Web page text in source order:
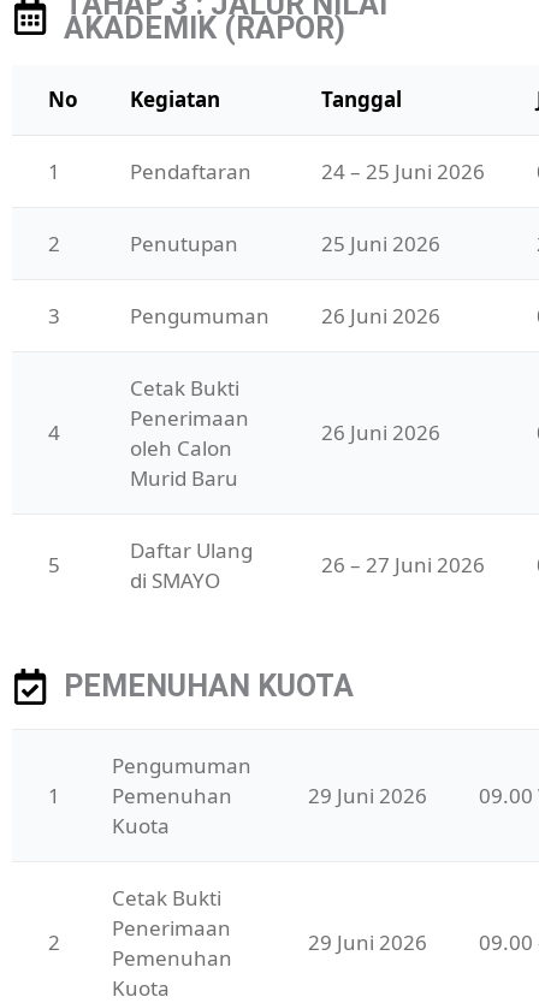
AKADEMIK (RAPOR)
No Kegiatan Tanggal
1 Pendaftaran 24 – 25 Juni 2026
2 Penutupan 25 Juni 2026
3 Pengumuman 26 Juni 2026
4
Cetak Bukti
Penerimaan
oleh Calon
Murid Baru
26 Juni 2026
5
Daftar Ulang
di SMAYO
26 – 27 Juni 2026
PEMENUHAN KUOTA
1
Pengumuman
Pemenuhan
Kuota
29 Juni 2026 09.00
2
Cetak Bukti
Penerimaan
Pemenuhan
Kuota
29 Juni 2026 09.00